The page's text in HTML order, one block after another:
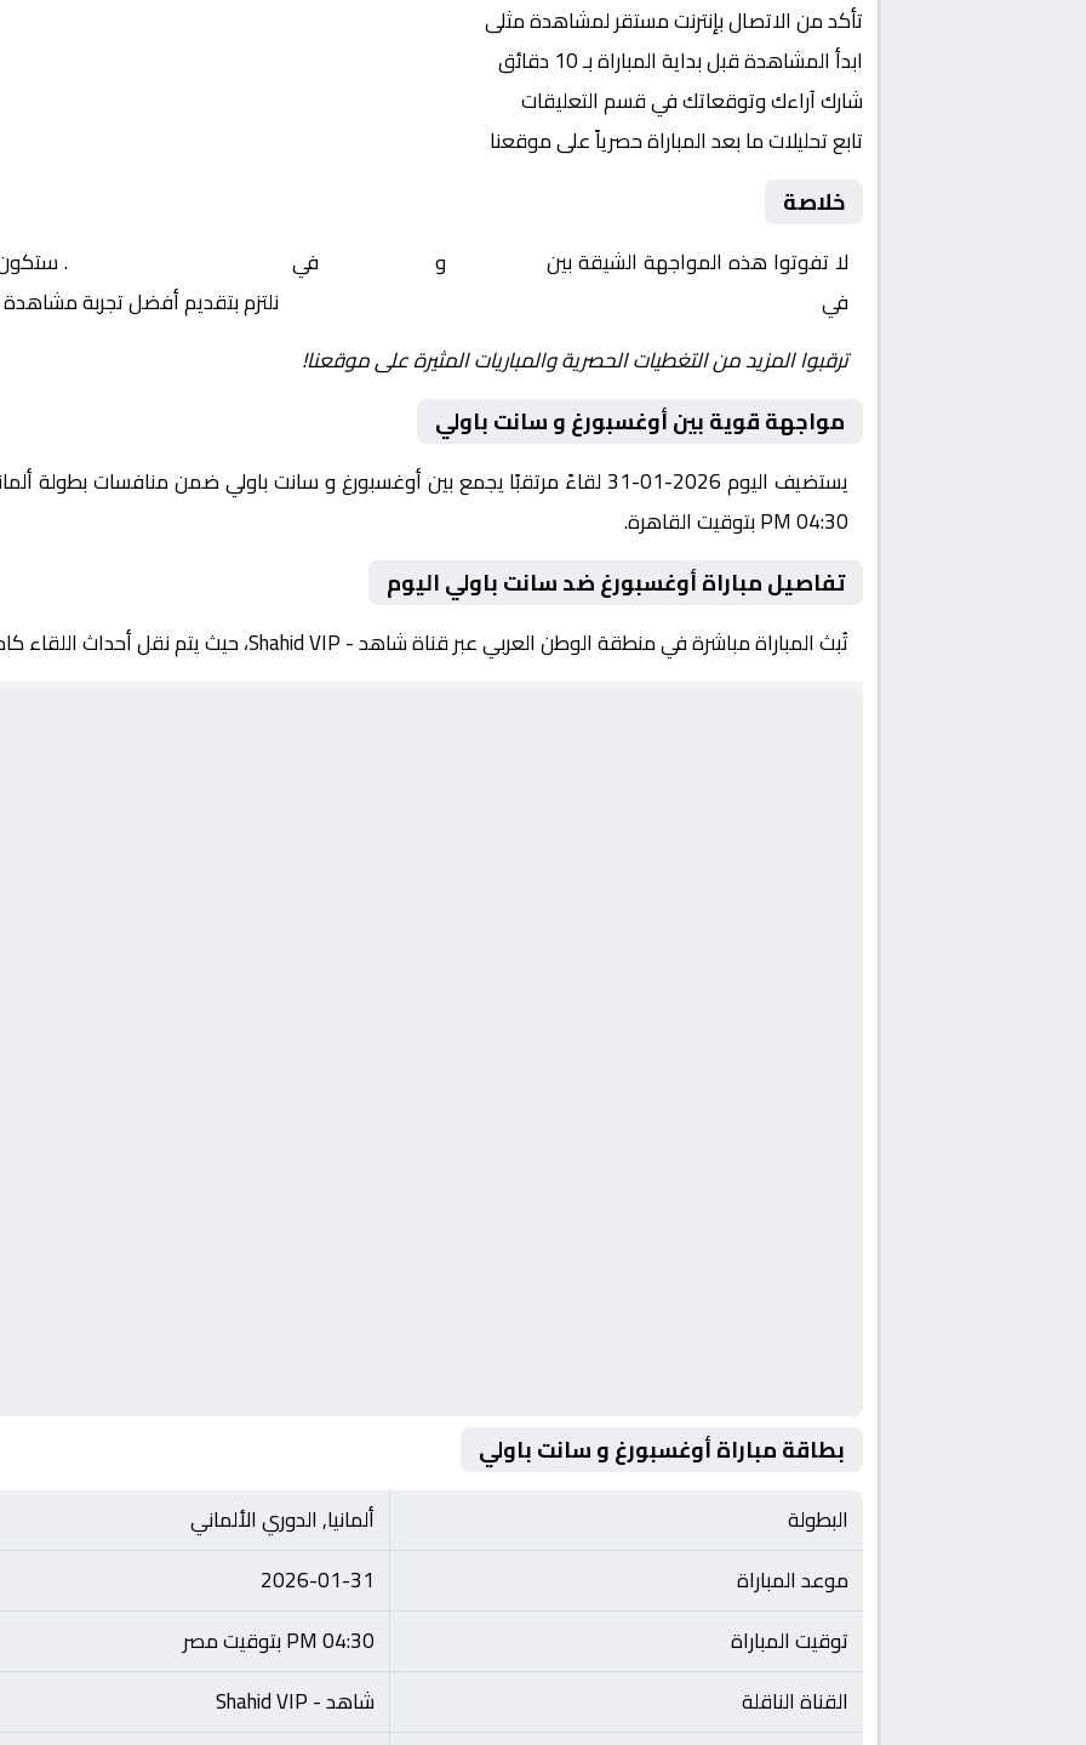
تأكد من الاتصال بإنترنت مستقر لمشاهدة مثلى
ابدأ المشاهدة قبل بداية المباراة بـ 10 دقائق
شارك آراءك وتوقعاتك في قسم التعليقات
تابع تحليلات ما بعد المباراة حصرياً على موقعنا
خلاصة
لا تفوتوا هذه المواجهة الشيقة بين و في
. ستكون
في
نلتزم بتقديم أفضل تجربة
ترقبوا المزيد من التغطيات الحصرية والمباريات المثيرة على موقعنا!
مواجهة قوية بين أوغسبورغ و سانت باولي
يستضيف اليوم 2026-01-31 لقاءً مرتقبًا يجمع بين أوغسبورغ و سانت باولي ضمن منافسات
04:30 PM بتوقيت القاهرة.
تفاصيل مباراة أوغسبورغ ضد سانت باولي اليوم
تُبث المباراة مباشرة في منطقة الوطن العربي عبر قناة شاهد - Shahid VIP، حيث يتم نقل أحداث اللقاء كاملة مع تعليق صوتي مميز.
بطاقة مباراة أوغسبورغ و سانت باولي
البطولة
ألمانيا, الدوري الألماني
موعد المباراة
2026-01-31
توقيت المباراة
04:30 PM بتوقيت مصر
القناة الناقلة
شاهد - Shahid VIP